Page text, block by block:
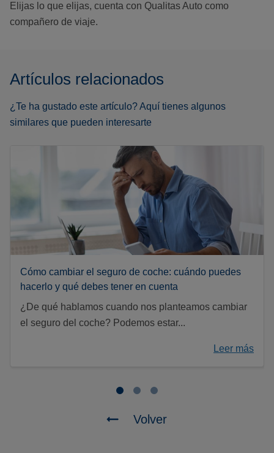
Elijas lo que elijas, cuenta con Qualitas Auto como
compañero de viaje.
Artículos relacionados
¿Te ha gustado este artículo? Aquí tienes algunos
similares que pueden interesarte
Cómo cambiar el seguro de coche: cuándo puedes
hacerlo y qué debes tener en cuenta
¿De qué hablamos cuando nos planteamos cambiar
el seguro del coche? Podemos estar...
Leer más
Volver